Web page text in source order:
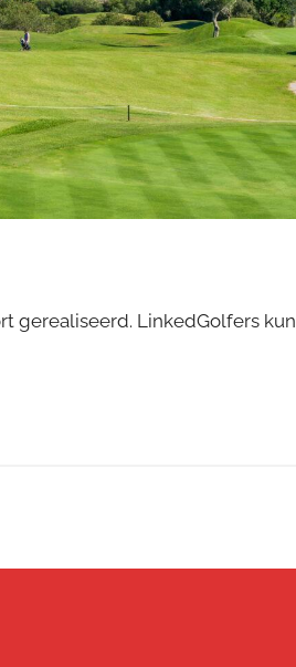
gerealiseerd. LinkedGolfers